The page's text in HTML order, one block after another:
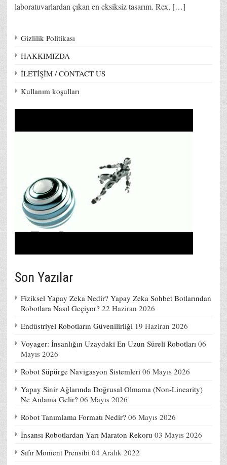
laboratuvarlardan çıkan en eksiksiz tasarım. Rex, […]
Gizlilik Politikası
HAKKIMIZDA
İLETİŞİM / CONTACT US
Kullanım koşulları
Son Yazılar
Fiziksel Yapay Zeka Nedir? Yapay Zeka Sohbet Botlarından
Robotlara Nasıl Geçiyor? 22 Haziran 2026
Endüstriyel Robotların Güvenilirliği 19 Haziran 2026
Voyager: İnsanlığın Uzaydaki En Uzun Süreli Robotları 06
Mayıs 2026
Robot Süpürge Navigasyon Sistemleri 06 Mayıs 2026
Yapay Sinir Ağlarında Doğrusal Olmama (Non-Linearity)
Ne Anlama Gelir? 06 Mayıs 2026
Robot Tanımlama Formatı Nedir? 06 Mayıs 2026
İnsansı Robotlardan Yarı Maraton Rekoru 03 Mayıs 2026
Sıfır Moment Prensibi 04 Aralık 2022